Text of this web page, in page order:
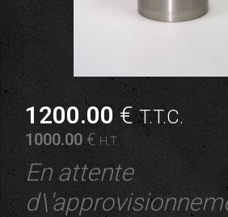
1200.00 €T.T.C.
1000.00 € H.T.
En attente